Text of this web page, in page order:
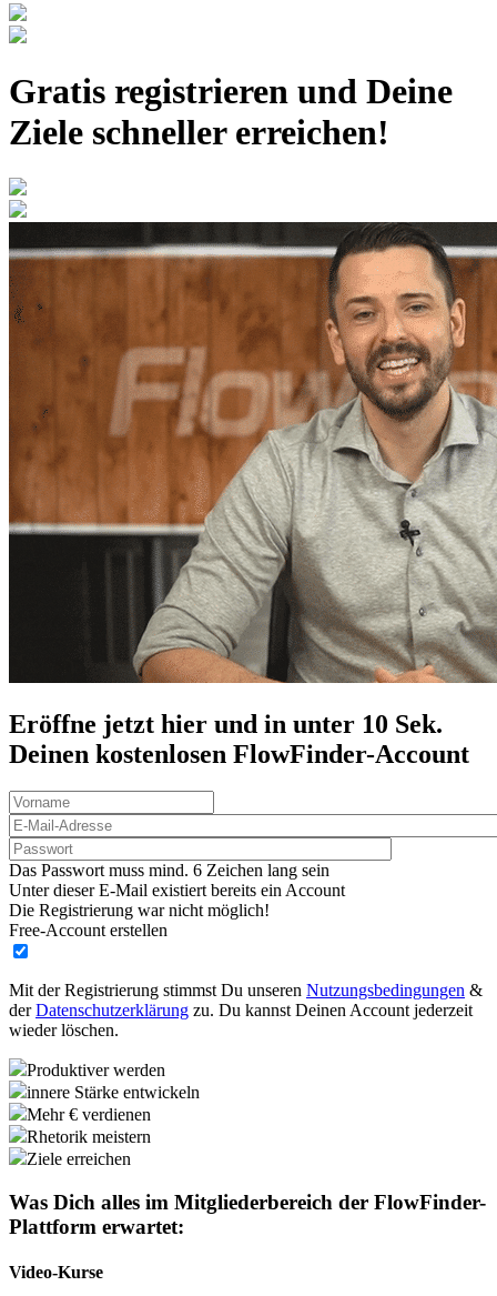
Gratis registrieren und Deine
Ziele schneller erreichen!
Eröffne jetzt hier und in unter 10 Sek.
Deinen kostenlosen FlowFinder-Account
Das Passwort muss mind. 6 Zeichen lang sein
Unter dieser E-Mail existiert bereits ein Account
Die Registrierung war nicht möglich!
Free-Account erstellen
Mit der Registrierung stimmst Du unseren Nutzungsbedingungen &
derDatenschutzerklärung zu. Du kannst Deinen Account jederzeit
wieder löschen.
Produktiver werden
innere Stärke entwickeln
Mehr € verdienen
Rhetorik meistern
Ziele erreichen
Was Dich alles im Mitgliederbereich der FlowFinder-
Plattform erwartet:
Video-Kurse